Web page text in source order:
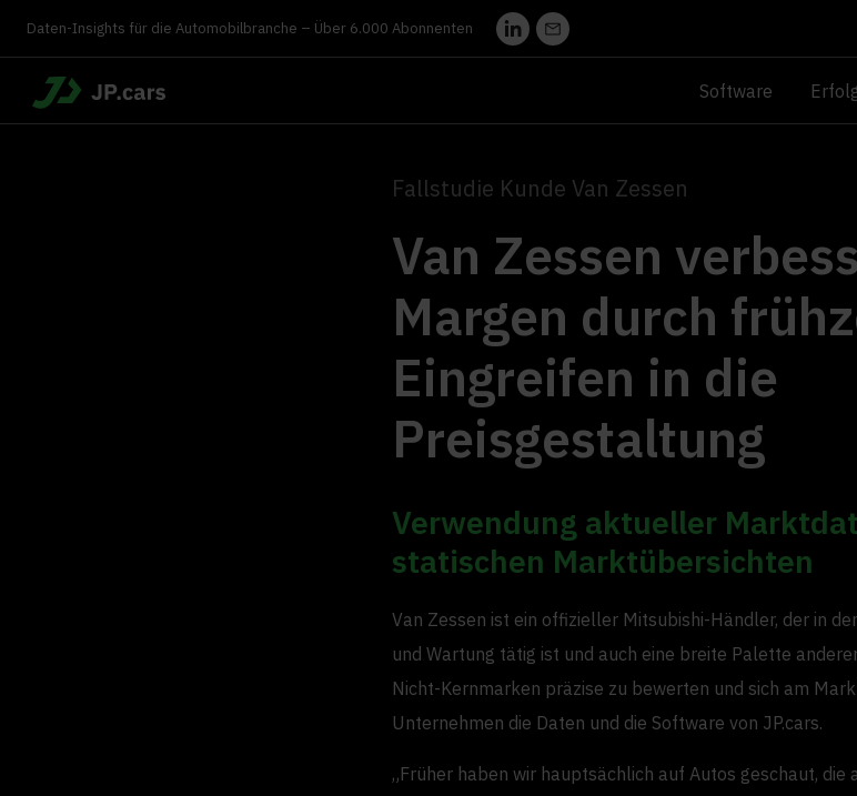
Daten-Insights für die Automobilbranche – Über 6.000 Abonnenten
Software
Fallstudie Kunde Van Zessen
Van Zessen
Margen durch
Eingreifen in die
Preisgestaltung
Verwendung aktueller
statischen Marktübersichten
Van Zessen ist ein offizieller Mitsubishi-Händler, der in
und Wartung tätig ist und auch eine breite Palette
Nicht-Kernmarken präzise zu bewerten und sich am
Unternehmen die Daten und die Software von JP.cars.
„Früher haben wir hauptsächlich auf Autos geschaut,